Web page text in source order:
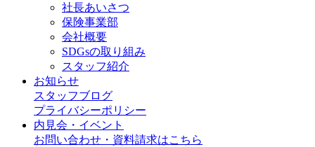
社長あいさつ
保険事業部
会社概要
SDGsの取り組み
スタッフ紹介
お知らせ
スタッフブログ
プライバシーポリシー
内見会・イベント
お問い合わせ・資料請求はこちら